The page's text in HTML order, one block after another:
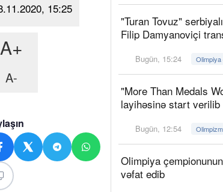
15:25
A+
A-
"Turan Tovuz"
Filip Damyanoviçi
Bugün, 15:24 Olimpiya
"More Than Medals
layihəsinə start verilib
Bugün, 12:54
Olimpiya
vəfat edib